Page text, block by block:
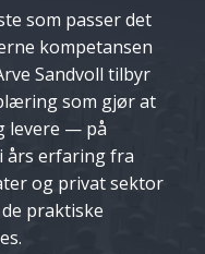
som passer det
kompetansen
Sandvoll tilbyr
som gjør at
levere — på
års erfaring fra
og privat sektor
praktiske